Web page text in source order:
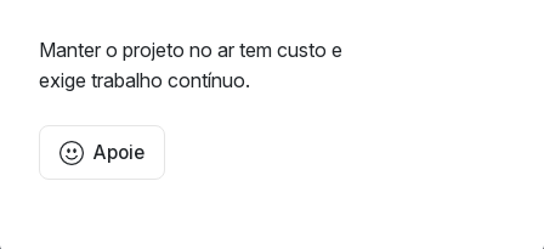
Manter o projeto no ar tem custo e
exige trabalho contínuo.
Apoie